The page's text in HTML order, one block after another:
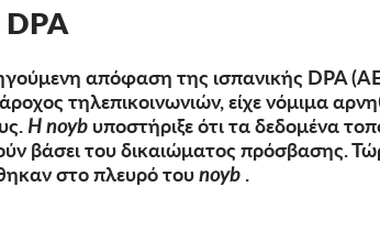
DPA
απόφαση της ισπανικής DPA
τηλεπικοινωνιών, είχε νόμιμα
Η noyb υποστήριξε ότι τα δεδομένα
βάσει του δικαιώματος πρόσβασης.
στο πλευρό τουnoyb .